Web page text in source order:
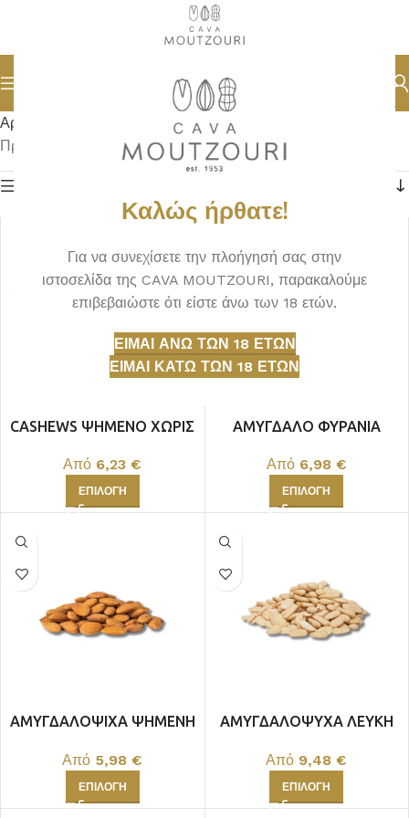
Καλώς ήρθατε!
Για να συνεχίσετε την πλοήγησή σας στην
ιστοσελίδα της CAVA MOUTZOURI, παρακαλούμε
επιβεβαιώστε ότι είστε άνω των 18 ετών.
ΕΊΜΑΙ ΆΝΩ ΤΩΝ 18 ΕΤΏΝ
ΕΊΜΑΙ ΚΆΤΩ ΤΩΝ 18 ΕΤΏΝ
Αρχική σελίδα ΞΗΡΟΙ ΚΑΡΠΟΙ ΨΗΜΕΝΟΙ ΧΩΡΙΣ ΑΛΑΤΙ
Προβάλλονται όλα - 11 αποτελέσματα
CASHEWS ΨΗΜΕΝΟ ΧΩΡΙΣ
Από 6,23€
ΕΠΙΛΟΓΉ
ΑΜΥΓΔΑΛΟ ΦΥΡΑΝΙΑ
Από 6,98 €
ΕΠΙΛΟΓΉ
ΑΜΥΓΔΑΛΟΨΙΧΑ ΨΗΜΕΝΗ
Από 5,98€
ΕΠΙΛΟΓΉ
ΑΜΥΓΔΑΛΟΨΥΧΑ ΛΕΥΚΗ
Από 9,48€
ΕΠΙΛΟΓΉ